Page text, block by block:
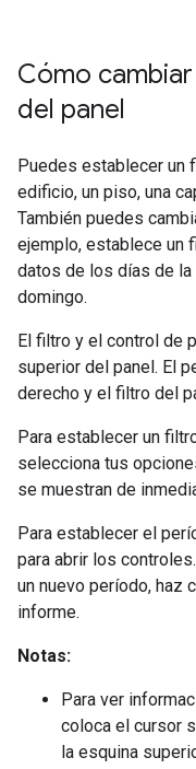
Cómo
del panel
Puedes establecer un
edificio, un piso, una
También puedes
ejemplo, establece un
datos de los días de
domingo.
El filtro y el control de
superior del panel. El
derecho y el filtro del
Para establecer un
selecciona tus
se muestran de
Para establecer el
para abrir los
un nuevo período, haz
informe.
Notas:
Para ver
coloca el cursor
la esquina